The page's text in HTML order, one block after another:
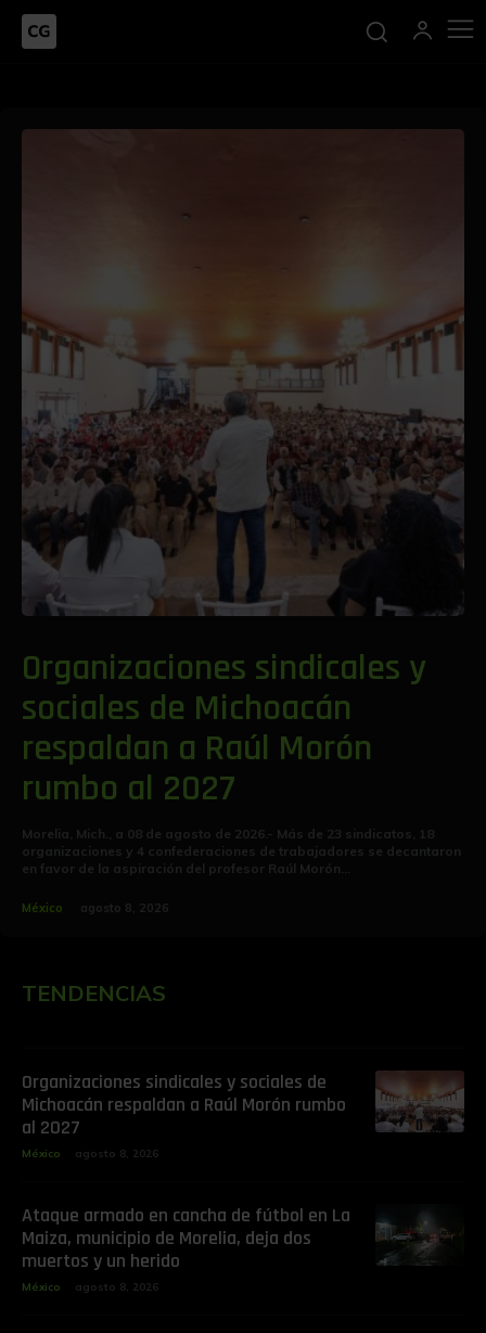
Organizaciones sindicales y
sociales de Michoacán
respaldan a Raúl Morón
rumbo al 2027
Morelia, Mich., a 08 de agosto de 2026.- Más de 23 sindicatos, 18
organizaciones y 4 confederaciones de trabajadores se decantaron
en favor de la aspiración del profesor Raúl Morón...
México agosto 8, 2026
TENDENCIAS
Organizaciones sindicales y sociales de
Michoacán respaldan a Raúl Morón rumbo
al 2027
México agosto 8, 2026
Ataque armado en cancha de fútbol en La
Maiza, municipio de Morelia, deja dos
muertos y un herido
México agosto 8, 2026